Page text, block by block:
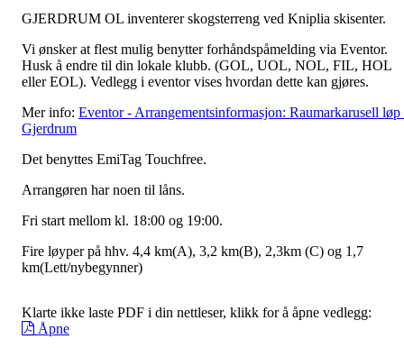
GJERDRUM OL inventerer skogsterreng ved Kniplia skisenter.
Vi ønsker at flest mulig benytter forhåndspåmelding via Eventor.
Husk å endre til din lokale klubb. (GOL, UOL, NOL, FIL, HOL
eller EOL). Vedlegg i eventor vises hvordan dette kan gjøres.
Mer info: Eventor - Arrangementsinformasjon: Raumarkarusell løp
Gjerdrum
Det benyttes EmiTag Touchfree.
Arrangøren har noen til låns.
Fri start mellom kl. 18:00 og 19:00.
Fire løyper på hhv. 4,4 km(A), 3,2 km(B), 2,3km (C) og 1,7
km(Lett/nybegynner)
Klarte ikke laste PDF i din nettleser, klikk for å åpne vedlegg:
Åpne